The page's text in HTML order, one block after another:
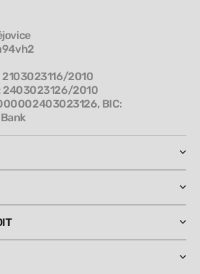
2010
2403023126/2010
BIC: